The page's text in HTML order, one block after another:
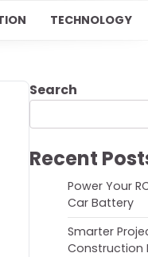
TECHNOLOGY
Search
Recent
Power Your
Car Battery
Smarter
Construction